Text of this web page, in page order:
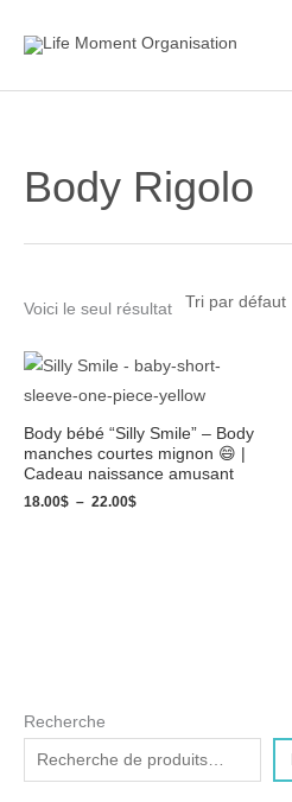
Recherche
Body Rigolo
Voici le seul résultat
Body bébé “Silly Smile” – Body
manches courtes mignon 😄 |
Cadeau naissance amusant
18.00$ – 22.00$
Plage
prix :
à
22.00$